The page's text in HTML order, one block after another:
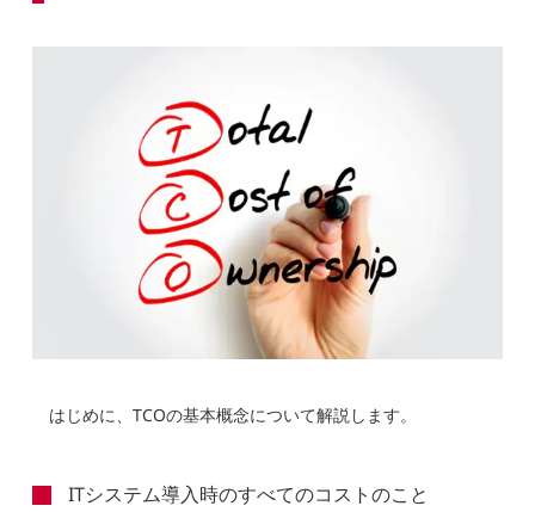
はじめに、TCOの基本概念について解説します。
ITシステム導入時のすべてのコストのこと